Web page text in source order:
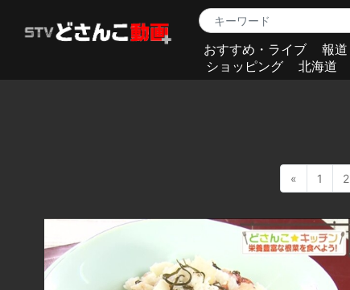
おすすめ・ライブ 報道
ショッピング
北海道
« 1 2